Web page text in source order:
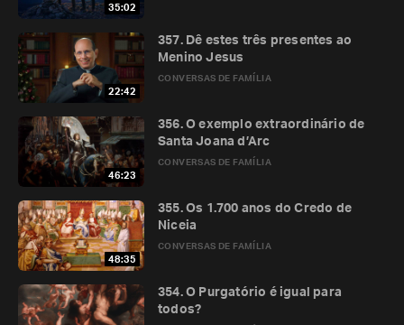
35:02
22:42
CONVERSAS DE FAMÍLIA
357. Dê estes três presentes ao
Menino Jesus
46:23
CONVERSAS DE FAMÍLIA
356. O exemplo extraordinário de
Santa Joana d’Arc
48:35
CONVERSAS DE FAMÍLIA
355. Os 1.700 anos do Credo de
Niceia
354. O Purgatório é igual para
todos?